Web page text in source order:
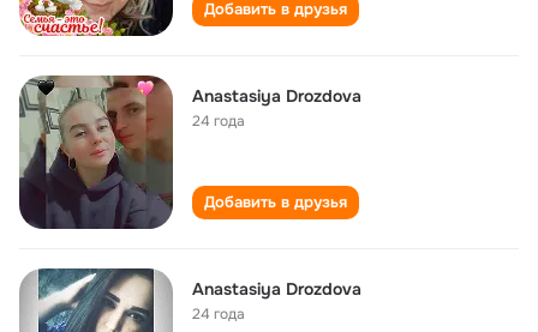
Добавить в друзья
Anastasiya Drozdova
24 года
Добавить в друзья
Anastasiya Drozdova
24 года